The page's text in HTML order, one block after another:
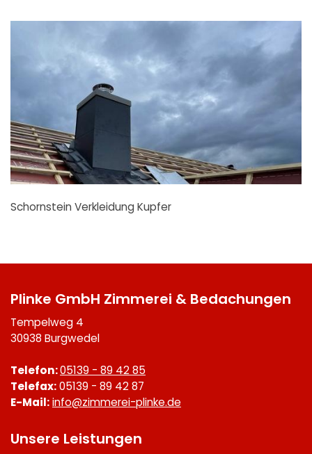
Schornstein Verkleidung Kupfer
Plinke GmbH Zimmerei & Bedachungen
Tempelweg 4
30938 Burgwedel
Telefon:05139 - 89 42 85
Telefax:05139 - 89 42 87
E-Mail:info@zimmerei-plinke.de
Unsere Leistungen